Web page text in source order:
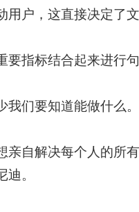
户，这直接决定了文
指标结合起来进行
们要知道能做什么。
亲自解决每个人的所
。